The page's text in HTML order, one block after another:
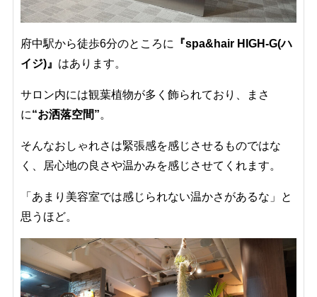
府中駅から徒歩6分のところに
『spa&hair HIGH-G(ハ
イジ)』 はあります。
サロン内には観葉植物が多く飾られており、まさ
に“お洒落空間”。
そんなおしゃれさは緊張感を感じさせるものではな
く、居心地の良さや温かみを感じさせてくれます。
「あまり美容室では感じられない温かさがあるな」と
思うほど。